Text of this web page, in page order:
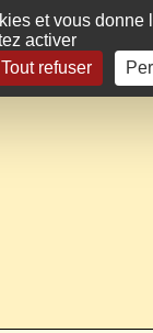
et vous donne
activer
Tout refuser